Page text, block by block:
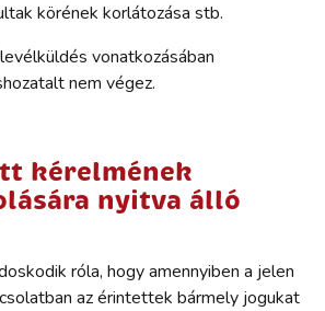
körének korlátozása stb.
vonatkozásában
nem végez.
kérelmének
nyitva álló
róla, hogy amennyiben a jelen
az érintettek bármely jogukat